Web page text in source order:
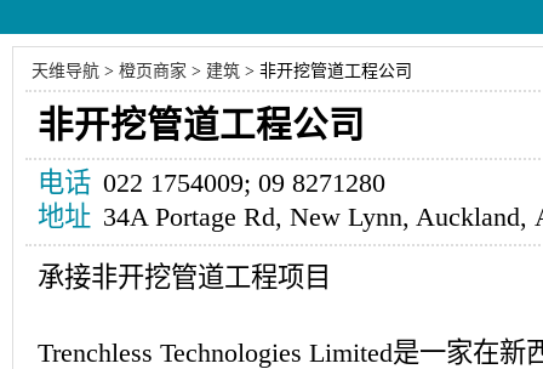
天维导航 > 橙页商家 > 建筑 > 非开挖管道工程公司
非开挖管道工程公司
电话 022 1754009; 09 8271280
地址 34A Portage Rd, New Lynn,
承接非开挖管道工程项目
Trenchless Technologies Limited是一家在